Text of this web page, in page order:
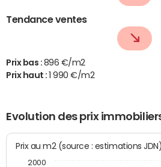
Tendance ventes
Prix bas : 896 €/m2
Prix haut :
1 990 €/m2
Evolution des prix
Prix au m2 (source : estimations JDN)
2000